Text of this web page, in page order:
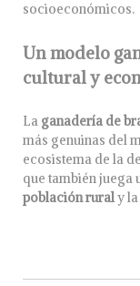
socioeconómicos.
Un modelo
cultural y
La ganadería de
más genuinas del
ecosistema de la
que también juega
población ruraly